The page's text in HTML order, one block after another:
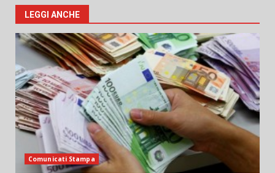
LEGGI ANCHE
Comunicati Stampa